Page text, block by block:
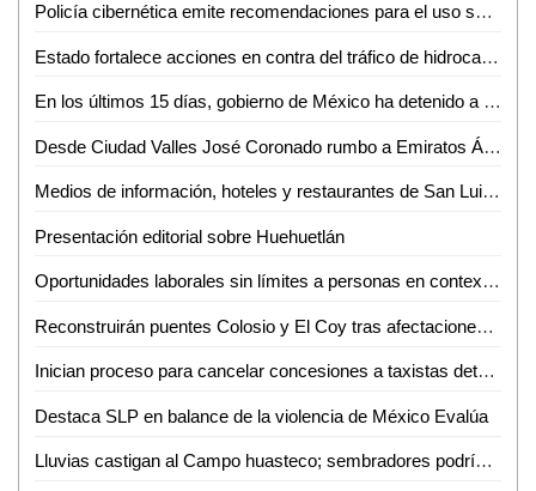
Policía cibernética emite recomendaciones para el uso seguro de redes wi-fi públicas
Estado fortalece acciones en contra del tráfico de hidrocarburo en las carreteras: SSPCE
En los últimos 15 días, gobierno de México ha detenido a mil 233 personas por delitos de alto impacto y asegurado cerca de 8 toneladas de droga
Desde Ciudad Valles José Coronado rumbo a Emiratos Árabes para mostrar su talento científico
Medios de información, hoteles y restaurantes de San Luis Potosí aumentan sus ingresos
Presentación editorial sobre Huehuetlán
Oportunidades laborales sin límites a personas en contexto de movilidad
Reconstruirán puentes Colosio y El Coy tras afectaciones por lluvias
Inician proceso para cancelar concesiones a taxistas detenidos con droga en Ciudad Valles
Destaca SLP en balance de la violencia de México Evalúa
Lluvias castigan al Campo huasteco; sembradores podrían perder todo por exceso de lluvias